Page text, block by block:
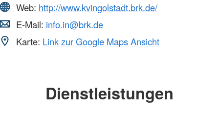
Web: http://www.kvingolstadt.brk.de/
E-Mail: info.in@brk.de
Karte: Link zur Google Maps Ansicht
Dienstleistungen